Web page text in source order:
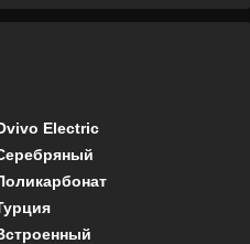
Electric